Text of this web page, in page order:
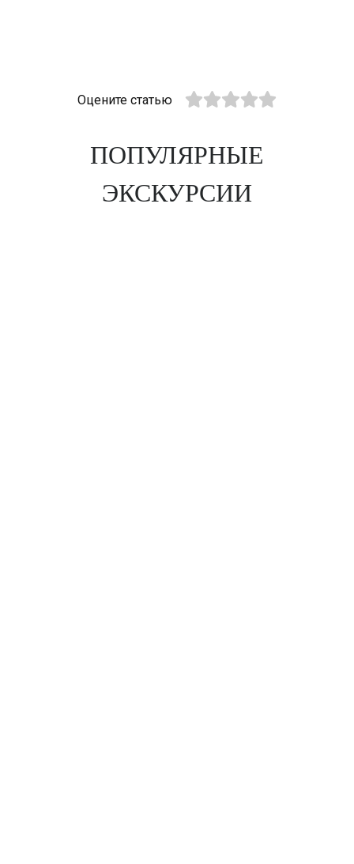
Оцените статью
ПОПУЛЯРНЫЕ
ЭКСКУРСИИ